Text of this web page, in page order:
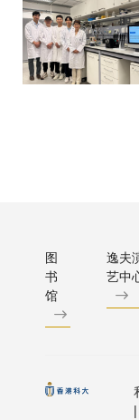
图
书
馆
逸夫
艺中